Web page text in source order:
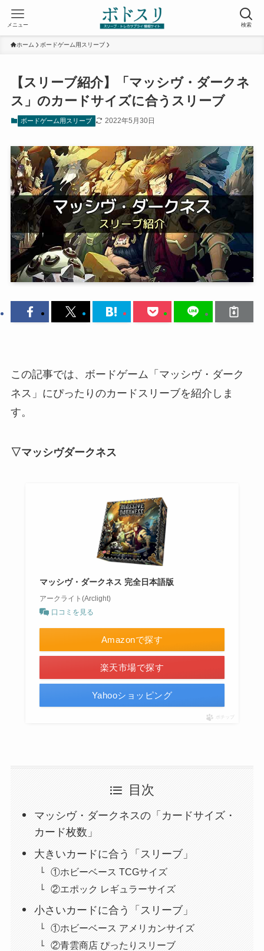
検索
メニュー
ホーム ボードゲーム用スリーブ
【スリーブ紹介】「マッシヴ・ダークネ
ス」のカードサイズに合うスリーブ
ボードゲーム用スリーブ 2022年5月30日
この記事では、ボードゲーム「マッシヴ・ダーク
ネス」にぴったりのカードスリーブを紹介しま
す。
▽マッシヴダークネス
マッシヴ・ダークネス 完全日本語版
アークライト(Arclight)
口コミを見る
Amazonで探す
楽天市場で探す
Yahooショッピング
ポチップ
目次
マッシヴ・ダークネスの「カードサイズ・
カード枚数」
大きいカードに合う「スリーブ」
①ホビーベース TCGサイズ
②エポック レギュラーサイズ
小さいカードに合う「スリーブ」
①ホビーベース アメリカンサイズ
②青雲商店 ぴったりスリーブ